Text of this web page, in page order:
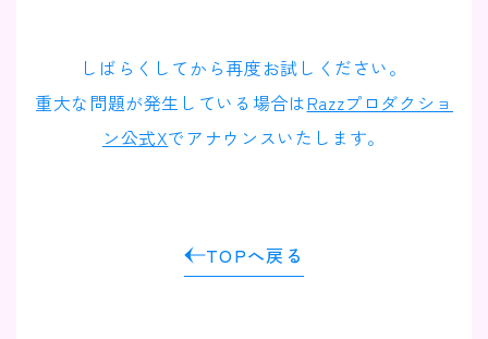
しばらくしてから再度お試しください。
重大な問題が発生している場合はRazzプロダクショ
ン公式Xでアナウンスいたします。
TOPへ戻る